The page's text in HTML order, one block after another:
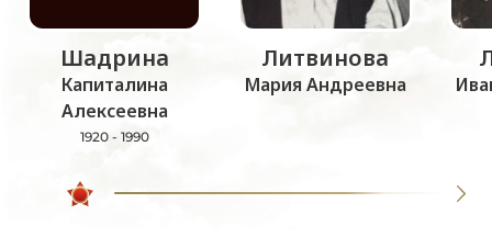
Шадрина
Капиталина
Алексеевна
1920 - 1990
Литвинова
Мария Андреевна